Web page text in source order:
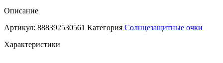
Описание
Артикул: 888392530561 Категория Солнцезащитные очки
Характеристики